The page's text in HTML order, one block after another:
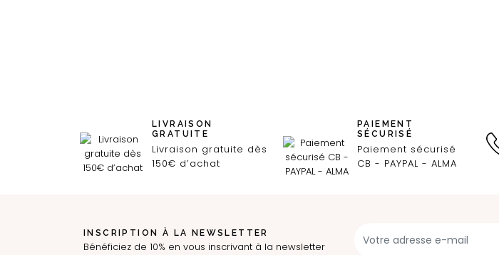
LIVRAISON
GRATUITE
Livraison gratuite dès
150€ d’achat
PAIEMENT
SÉCURISÉ
Paiement sécurisé
CB - PAYPAL - ALMA
INSCRIPTION À LA NEWSLETTER
Bénéficiez de 10% en vous inscrivant à la newsletter